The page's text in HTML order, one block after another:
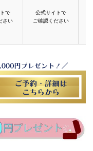
で
さい
公式サイトで
ご確認ください